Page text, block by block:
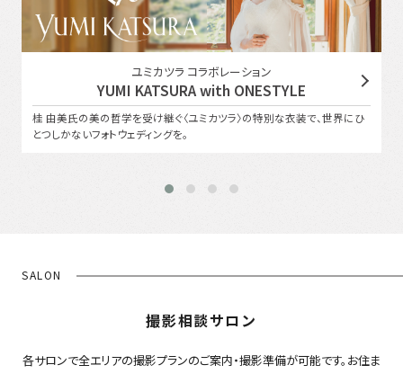
ユミカツラ コラボレーション
YUMI KATSURA with ONESTYLE
桂 由美氏の美の哲学を受け継ぐ〈ユミカツラ〉の特別な衣装で、世界にひ
とつしかないフォトウェディングを。
SALON
撮影相談サロン
各サロンで全エリアの撮影プランのご案内・撮影準備が可能です。お住ま